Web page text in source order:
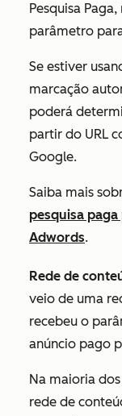
Pesquisa
parâmetro
Se estiver
marcação
poderá
partir do URL
Google.
Saiba mais
pesquisa
Adwords.
Rede de
veio de uma
recebeu o
anúncio pago
Na maioria
rede de